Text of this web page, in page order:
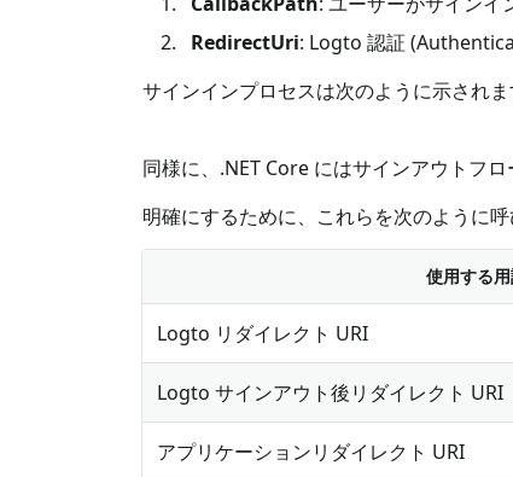
RedirectUri: Logto 認証
サインインプロセスは次のように示されま
同様に、.NET Core にはサインアウトフ
明確にするために、これらを次のように呼
使用する
Logto リダイレクト URI
Logto サインアウト後リダイレクト URI
アプリケーションリダイレクト URI